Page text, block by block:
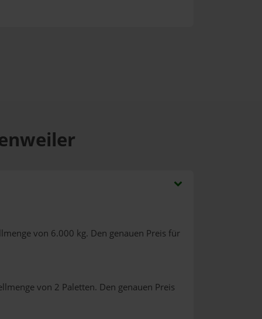
von 6.000 kg. Den genauen Preis für
von 2 Paletten. Den genauen Preis